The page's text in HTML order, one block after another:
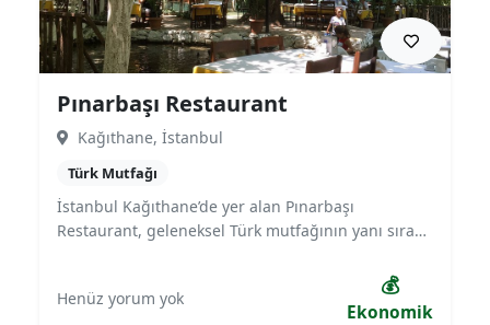
Pınarbaşı Restaurant
Kağıthane, İstanbul
Türk Mutfağı
İstanbul Kağıthane’de yer alan Pınarbaşı
Restaurant, geleneksel Türk mutfağının yanı sıra
samimi atmosferi, uygun fiyatlı menüsü ve lezzetli
yemekleriyle mahalle kültürünü yaşatan
Henüz yorum yok 💰
Ekonomik